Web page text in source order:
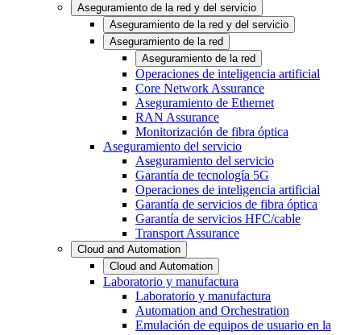
Aseguramiento de la red y del servicio
Aseguramiento de la red y del servicio
Aseguramiento de la red
Aseguramiento de la red
Operaciones de inteligencia artificial
Core Network Assurance
Aseguramiento de Ethernet
RAN Assurance
Monitorización de fibra óptica
Aseguramiento del servicio
Aseguramiento del servicio
Garantía de tecnología 5G
Operaciones de inteligencia artificial
Garantía de servicios de fibra óptica
Garantía de servicios HFC/cable
Transport Assurance
Cloud and Automation
Cloud and Automation
Laboratorio y manufactura
Laboratorio y manufactura
Automation and Orchestration
Emulación de equipos de usuario en la